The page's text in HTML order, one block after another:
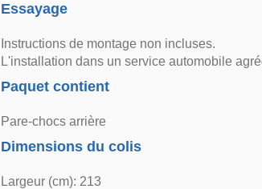
Essayage
Instructions de montage non incluses.
L'installation dans un service automobile
Paquet contient
Pare-chocs arrière
Dimensions du colis
Largeur (cm): 213